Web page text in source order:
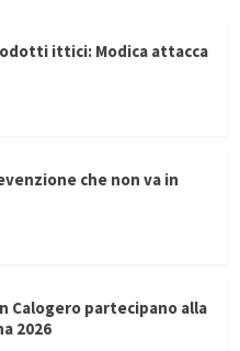
ittici: Modica attacca
che non va in
Calogero partecipano alla
2026